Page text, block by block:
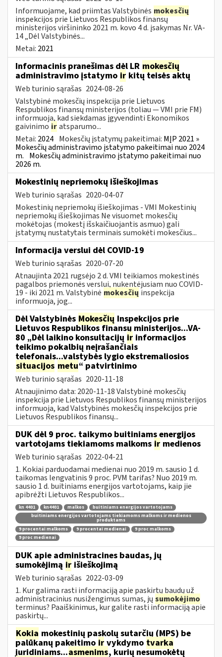
Informuojame, kad priimtas Valstybinės mokesčių
inspekcijos prie Lietuvos Respublikos finansų
ministerijos viršininko 2021 m. kovo 4 d. įsakymas Nr. VA-
14 „Dėl Valstybinės...
Metai: 2021
Informacinis pranešimas dėl LR mokesčių
administravimo įstatymo ir kitų teisės aktų
Web turinio sąrašas 2024-08-26
Valstybinė mokesčių inspekcija prie Lietuvos
Respublikos finansų ministerijos (toliau — VMI prie FM)
informuoja, kad siekdamas įgyvendinti Ekonomikos
gaivinimo iratsparumo...
Metai: 2024 Mokesčių įstatymų pakeitimai: MĮP 2021 »
Mokesčių administravimo įstatymo pakeitimai nuo 2024
m. Mokesčių administravimo įstatymo pakeitimai nuo
2026 m.
Mokestinių nepriemokų išieškojimas
Web turinio sąrašas 2020-04-07
Mokestinių nepriemokų išieškojimas - VMI Mokestinių
nepriemokų išieškojimas Ne visuomet mokesčių
mokėtojas (mokestį išskaičiuojantis asmuo) gali
įstatymų nustatytais terminais sumokėti mokesčius...
Informacija verslui dėl COVID-19
Web turinio sąrašas 2020-07-20
Atnaujinta 2021 rugsėjo 2 d. VMI teikiamos mokestinės
pagalbos priemonės verslui, nukentėjusiam nuo COVID-
19 - iki 2021 m. Valstybinė mokesčių inspekcija
informuoja, jog...
Dėl Valstybinės Mokesčių Inspekcijos prie
Lietuvos Respublikos finansų ministerijos...VA-
80 „Dėl laikino konsultacijų ir informacijos
teikimo pokalbių neįrašančiais
telefonais...valstybės lygio ekstremaliosios
situacijos metu“ patvirtinimo
Web turinio sąrašas 2020-11-18
Atnaujinimo data: 2020-11-18 Valstybinė mokesčių
inspekcija prie Lietuvos Respublikos finansų ministerijos
informuoja, kad Valstybinės mokesčių inspekcijos prie
Lietuvos Respublikos finansų...
DUK dėl 9 proc. taikymo buitiniams energijos
vartotojams tiekiamoms malkoms ir medienos
Web turinio sąrašas 2022-04-21
1. Kokiai parduodamai medienai nuo 2019 m. sausio 1 d.
taikomas lengvatinis 9 proc. PVM tarifas? Nuo 2019 m.
sausio 1 d. buitiniams energijos vartotojams, kaip jie
apibrėžti Lietuvos Respublikos...
kn 4401 kn4401 malkos
buitiniams energijos vartotojams
buitiniams energijos vartotojams tiekiamoms malkoms ir medienos
produktams
9 procentai malkoms
9 procentai medienai
9 proc malkoms
9 proc medienai
DUK apie administracines baudas, jų
sumokėjimą ir išieškojimą
Web turinio sąrašas 2022-03-09
1. Kur galima rasti informaciją apie paskirtų baudų už
administracinius nusižengimus sumas, jų sumokėjimo
terminus? Paaiškinimus, kur galite rasti informaciją apie
paskirtų...
Kokia mokestinių paskolų sutarčių (MPS) be
palūkanų pakeitimo ir vykdymo tvarka
juridiniams...asmenims, kurių nesumokėtų